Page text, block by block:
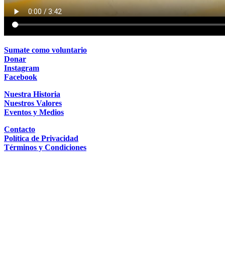
Sumate como voluntario
Donar
Instagram
Facebook
Nuestra Historia
Nuestros Valores
Eventos y Medios
Contacto
Política de Privacidad
Términos y Condiciones